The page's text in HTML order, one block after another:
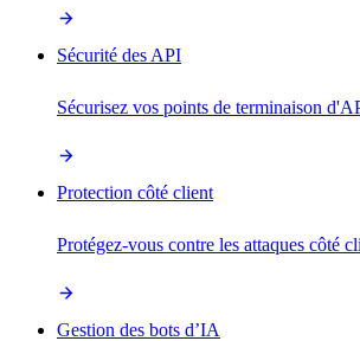
Sécurité des API
Sécurisez vos points de terminaison
Protection côté client
Protégez-vous contre les attaques côté
Gestion des bots d’IA